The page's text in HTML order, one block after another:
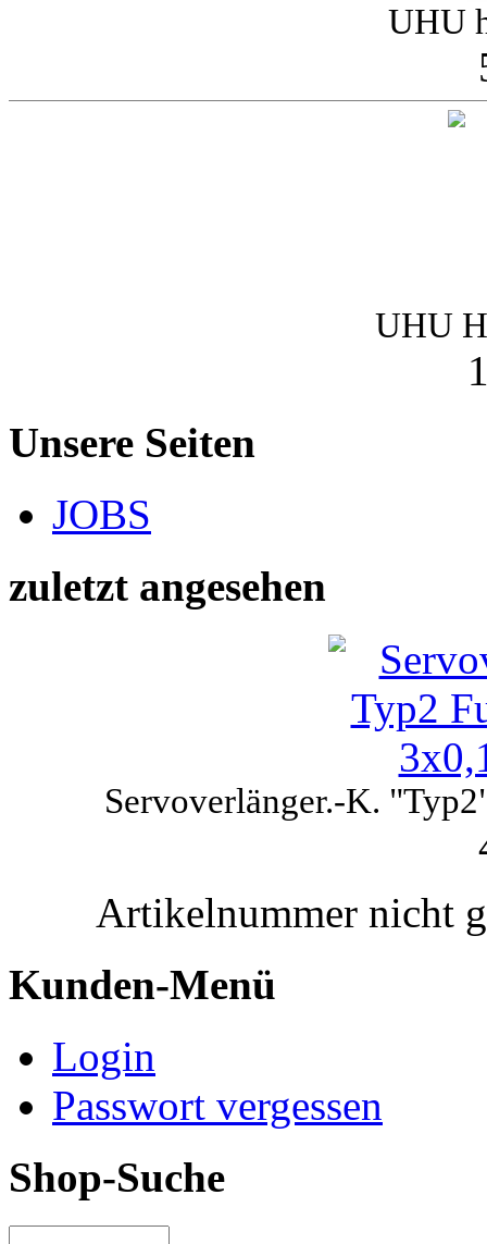
UHU
UHU
Unsere Seiten
JOBS
zuletzt angesehen
Servoverlänger.-K.
Artikelnummer nicht
Kunden-Menü
Login
Passwort vergessen
Shop-Suche